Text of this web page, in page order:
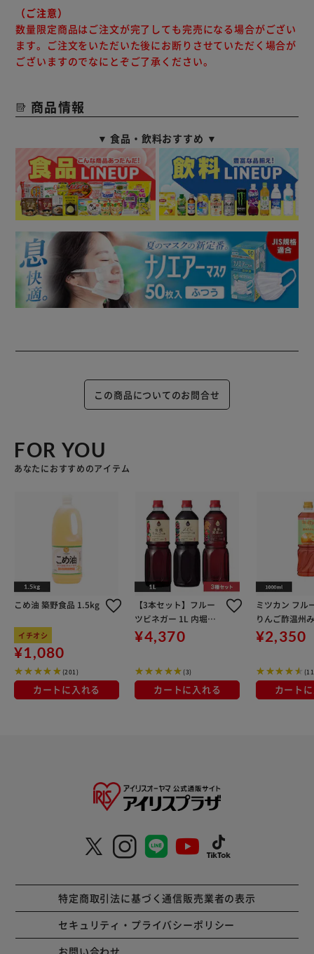
（ご注意）
数量限定商品はご注文が完了しても完売になる場合がござい
ます。ご注文をいただいた後にお断りさせていただく場合が
ございますのでなにとぞご了承ください。
商品情報
▼ 食品・飲料おすすめ ▼
この商品についてのお問合せ
FOR YOU
あなたにおすすめのアイテム
こめ油 築野食品 1.5kg
イチオシ
¥1,080
(201)
カートに入れる
【3本セット】フルー
ツビネガー 1L 内堀醸
造 フルーツビネガー3
種×各1本
¥4,370
(3)
カートに入れる
ミツカン フル
りんご酢温州
00mL 6倍濃縮
¥2,350
カート
特定商取引法に基づく通信販売業者の表示
セキュリティ・プライバシーポリシー